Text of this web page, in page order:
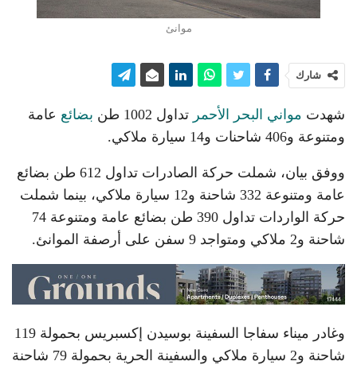
موانئ
شارك
شهدت مواني البحر الأحمر تداول 1002 طن بضائع عامة
ومتنوعة و406 شاحنات و14 سيارة ملاكي.
ووفق بيان، شملت حركة الصادرات تداول 612 طن بضائع
عامة ومتنوعة 332 شاحنة و12 سيارة ملاكي، بينما شملت
حركة الواردات تداول 390 طن بضائع عامة ومتنوعة 74
شاحنة و2 ملاكي ومتواجد 9 سفن على أرصفة الموانئ.
وغادر ميناء سفاجا السفينة بوسيدن إكسبريس بحمولة 119
شاحنة و2 سيارة ملاكي والسفينة الحرية بحمولة 79 شاحنة